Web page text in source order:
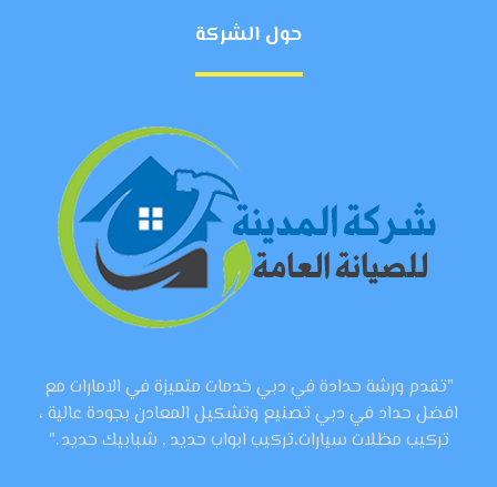
حول الشركة
"تقدم ورشة حدادة في دبي خدمات متميزة في الامارات مع
افضل حداد في دبي تصنيع وتشكيل المعادن بجودة عالية ،
تركيب مظلات سيارات،تركيب ابواب حديد , شبابيك حديد ."